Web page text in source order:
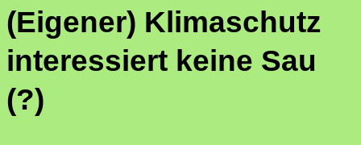
(Eigener) Klimaschutz
interessiert keine Sau
(?)